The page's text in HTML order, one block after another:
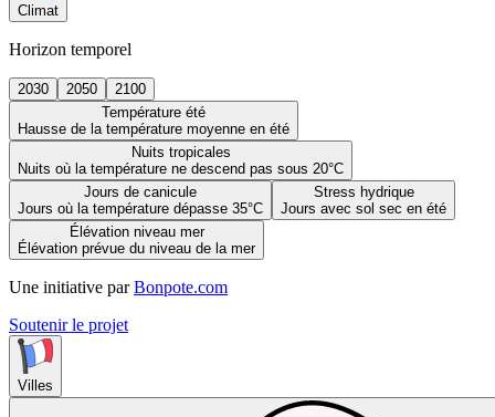
Climat
Horizon temporel
2030 2050
2100
Température été
Hausse de la température moyenne en été
Nuits tropicales
Nuits où la température ne descend pas sous 20°C
Jours de canicule
Jours où la température dépasse 35°C
Stress hydrique
Jours avec sol sec en été
Élévation niveau mer
Élévation prévue du niveau de la mer
Une initiative par Bonpote.com
Soutenir le projet
Villes